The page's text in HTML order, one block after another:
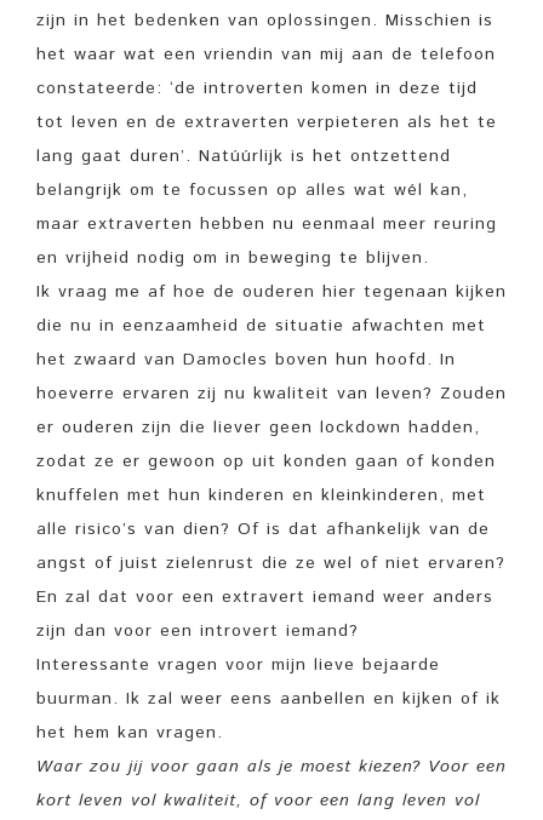
zijn in het bedenken van oplossingen. Misschien is
het waar wat een vriendin van mij aan de telefoon
constateerde: ‘de introverten komen in deze tijd
tot leven en de extraverten verpieteren als het te
lang gaat duren’. Natúúrlijk is het ontzettend
belangrijk om te focussen op alles wat wél kan,
maar extraverten hebben nu eenmaal meer reuring
en vrijheid nodig om in beweging te blijven.
Ik vraag me af hoe de ouderen hier tegenaan kijken
die nu in eenzaamheid de situatie afwachten met
het zwaard van Damocles boven hun hoofd. In
hoeverre ervaren zij nu kwaliteit van leven? Zouden
er ouderen zijn die liever geen lockdown hadden,
zodat ze er gewoon op uit konden gaan of konden
knuffelen met hun kinderen en kleinkinderen, met
alle risico’s van dien? Of is dat afhankelijk van de
angst of juist zielenrust die ze wel of niet ervaren?
En zal dat voor een extravert iemand weer anders
zijn dan voor een introvert iemand?
Interessante vragen voor mijn lieve bejaarde
buurman. Ik zal weer eens aanbellen en kijken of ik
het hem kan vragen.
Waar zou jij voor gaan als je moest kiezen? Voor een
kort leven vol kwaliteit, of voor een lang leven vol